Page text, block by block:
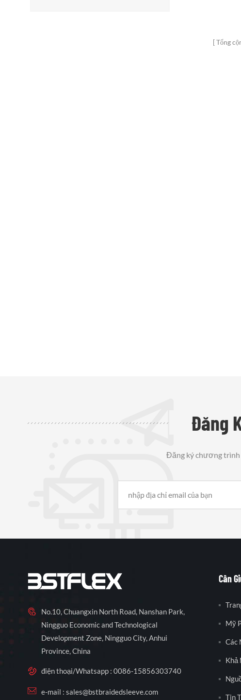
Tổng
Đăng
Đăng ký chương trình
No.10, Chuangxin North Road, Nanshan Park,
Ningguo Economic and Technological
Development Zone, Ningguo City, Anhui
Province, China
điện thoại/Whatsapp : 0086-15856303740
e-mail : sales@bstbraidedsleeve.com
Cần
Mỹ
Các
Khả
Tin